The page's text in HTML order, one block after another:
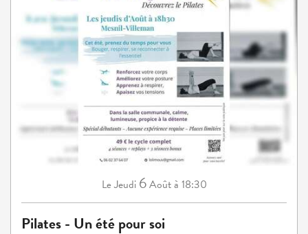
LeJeudi 6Aoûtà 18:30
Pilates - Un été pour soi